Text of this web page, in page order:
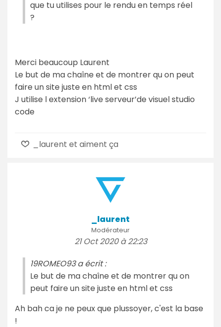
que tu utilises pour le rendu en temps réel
?
Merci beaucoup Laurent
Le but de ma chaîne et de montrer qu on peut
faire un site juste en html et css
J utilise l extension ‘live serveur’de visuel studio
code
_laurent et aiment ça
_laurent
Modérateur
21 Oct 2020 à 22:23
19ROMEO93 a écrit :
Le but de ma chaîne et de montrer qu on
peut faire un site juste en html et css
Ah bah ca je ne peux que plussoyer, c'est la base
!